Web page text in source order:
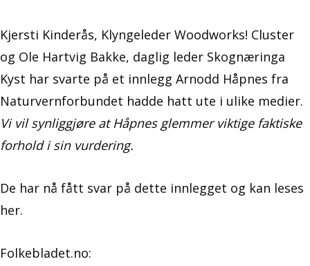
Kjersti Kinderås, Klyngeleder Woodworks! Cluster
og Ole Hartvig Bakke, daglig leder Skognæringa
Kyst har svarte på et innlegg Arnodd Håpnes fra
Naturvernforbundet hadde hatt ute i ulike medier.
Vi vil synliggjøre at Håpnes glemmer viktige faktiske
forhold i sin vurdering.
De har nå fått svar på dette innlegget og kan leses
her.
Folkebladet.no: